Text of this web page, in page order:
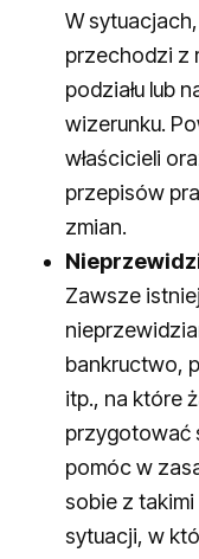
W
przechodzi z
podziału lub
wizerunku.
właścicieli
przepisów
zmian.
Zawsze
bankructwo,
itp., na które
przygotować
pomóc w
sobie z
sytuacji, w